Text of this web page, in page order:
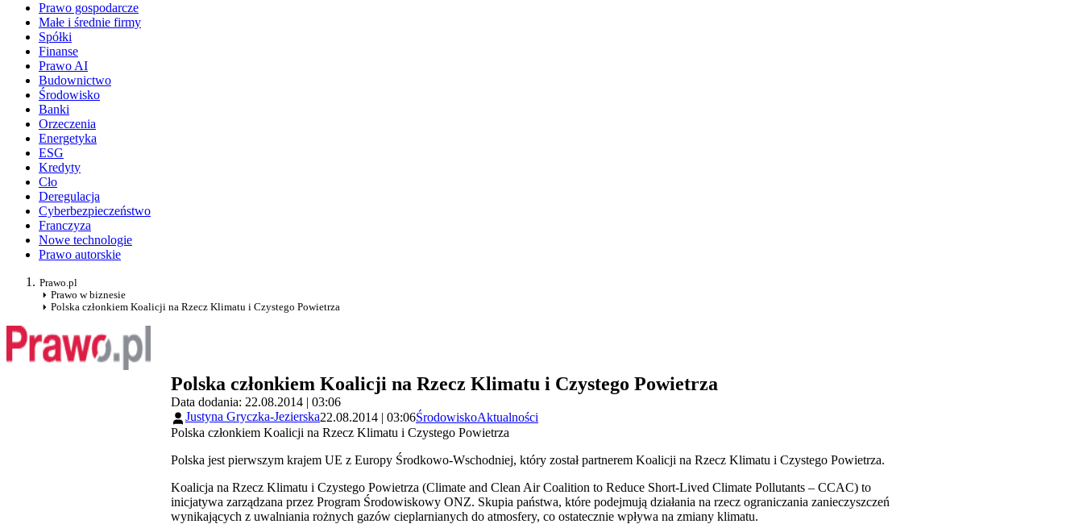
Prawo gospodarcze
Małe i średnie firmy
Spółki
Finanse
Prawo AI
Budownictwo
Środowisko
Banki
Orzeczenia
Energetyka
ESG
Kredyty
Cło
Deregulacja
Cyberbezpieczeństwo
Franczyza
Nowe technologie
Prawo autorskie
Prawo.pl
Prawo w biznesie
Polska członkiem Koalicji na Rzecz Klimatu i Czystego Powietrza
Polska członkiem Koalicji na Rzecz Klimatu i Czystego Powietrza
Data dodania: 22.08.2014 | 03:06
Justyna Gryczka-Jezierska22.08.2014 | 03:06ŚrodowiskoAktualności
Polska członkiem Koalicji na Rzecz Klimatu i Czystego Powietrza
Polska jest pierwszym krajem UE z Europy Środkowo-Wschodniej, który został partnerem Koalicji na Rzecz Klimatu i Czystego Powietrza.
Koalicja na Rzecz Klimatu i Czystego Powietrza (Climate and Clean Air Coalition to Reduce Short-Lived Climate Pollutants – CCAC) to
inicjatywa zarządzana przez Program Środowiskowy ONZ. Skupia państwa, które podejmują działania na rzecz ograniczania zanieczyszczeń
wynikających z uwalniania rożnych gazów cieplarnianych do atmosfery, co ostatecznie wpływa na zmiany klimatu.